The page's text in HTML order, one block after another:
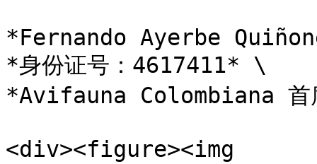
*Fernando Ayerbe
*身份证号：4617411* \
*Avifauna Colombiana 首
<div><figure><img